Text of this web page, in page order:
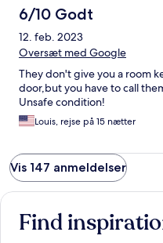
6/10 Godt
12. feb. 2023
Oversæt med Google
They don't give you a room
door,but you have to call
Unsafe condition!
Louis, rejse på 15 nætter
Vis 147 anmeldelser
Find